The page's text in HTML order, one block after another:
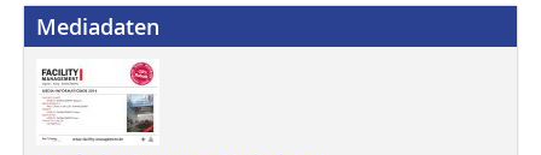
Mediadaten